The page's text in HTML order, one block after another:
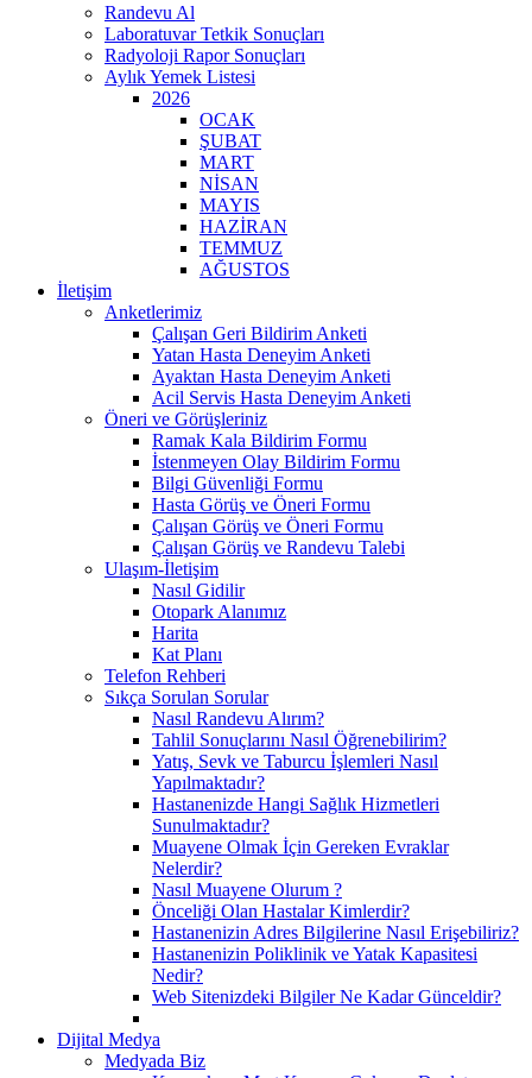
Randevu Al
Laboratuvar Tetkik Sonuçları
Radyoloji Rapor Sonuçları
Aylık Yemek Listesi
2026
OCAK
ŞUBAT
MART
NİSAN
MAYIS
HAZİRAN
TEMMUZ
AĞUSTOS
İletişim
Anketlerimiz
Çalışan Geri Bildirim Anketi
Yatan Hasta Deneyim Anketi
Ayaktan Hasta Deneyim Anketi
Acil Servis Hasta Deneyim Anketi
Öneri ve Görüşleriniz
Ramak Kala Bildirim Formu
İstenmeyen Olay Bildirim Formu
Bilgi Güvenliği Formu
Hasta Görüş ve Öneri Formu
Çalışan Görüş ve Öneri Formu
Çalışan Görüş ve Randevu Talebi
Ulaşım-İletişim
Nasıl Gidilir
Otopark Alanımız
Harita
Kat Planı
Telefon Rehberi
Sıkça Sorulan Sorular
Nasıl Randevu Alırım?
Tahlil Sonuçlarını Nasıl Öğrenebilirim?
Yatış, Sevk ve Taburcu İşlemleri Nasıl
Yapılmaktadır?
Hastanenizde Hangi Sağlık Hizmetleri
Sunulmaktadır?
Muayene Olmak İçin Gereken Evraklar
Nelerdir?
Nasıl Muayene Olurum ?
Önceliği Olan Hastalar Kimlerdir?
Hastanenizin Adres Bilgilerine Nasıl Erişebiliriz?
Hastanenizin Poliklinik ve Yatak Kapasitesi
Nedir?
Web Sitenizdeki Bilgiler Ne Kadar Günceldir?
Dijital Medya
Medyada Biz